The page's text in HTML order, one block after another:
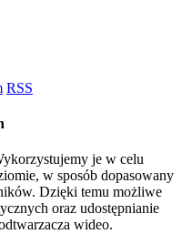
RSS
je w celu
w sposób dopasowany
Dzięki temu możliwe
oraz udostępnianie
wideo.